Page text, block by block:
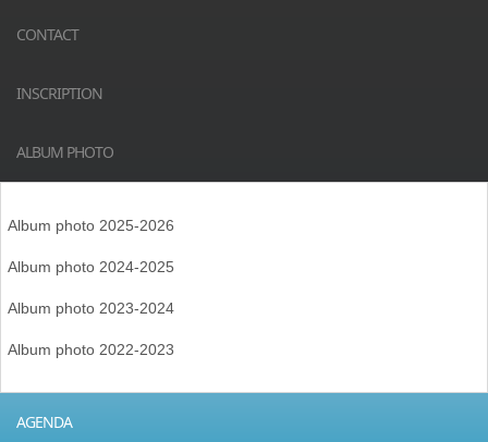
CONTACT
INSCRIPTION
ALBUM PHOTO
Album photo 2025-2026
Album photo 2024-2025
Album photo 2023-2024
Album photo 2022-2023
AGENDA